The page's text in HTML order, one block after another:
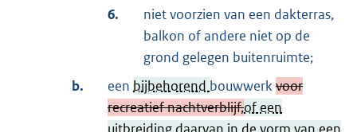
6.
niet voorzien van een dakterras,
balkon of andere niet op de
grond gelegen buitenruimte;
b.
een bijbehorend bouwwerkvoor
recreatief nachtverblijf,of een